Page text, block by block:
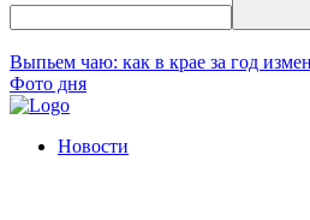
Выпьем чаю: как в крае за год
Фото дня
Новости